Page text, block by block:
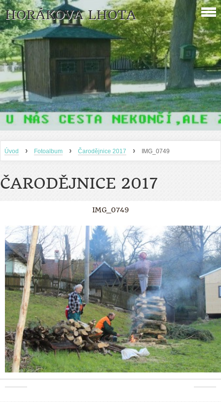
HORÁKOVA LHOTA
Úvod › Fotoalbum › Čarodějnice 2017 › IMG_0749
ČARODĚJNICE 2017
IMG_0749